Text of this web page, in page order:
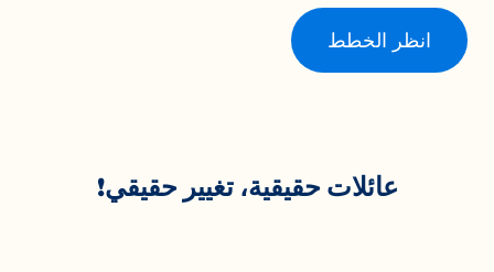
انظر الخطط
عائلات حقيقية، تغيير حقيقي!